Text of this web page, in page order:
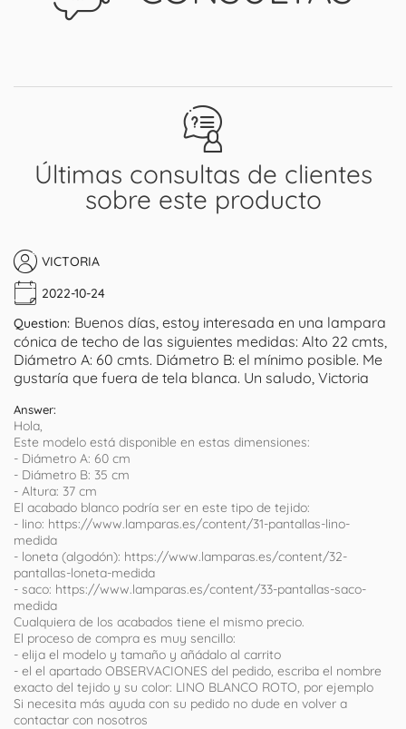
Últimas consultas de clientes
sobre este producto
VICTORIA
2022-10-24
Question: Buenos días, estoy interesada en una lampara
cónica de techo de las siguientes medidas: Alto 22 cmts,
Diámetro A: 60 cmts. Diámetro B: el mínimo posible. Me
gustaría que fuera de tela blanca. Un saludo, Victoria
Answer:
Hola,
Este modelo está disponible en estas dimensiones:
- Diámetro A: 60 cm
- Diámetro B: 35 cm
- Altura: 37 cm
El acabado blanco podría ser en este tipo de tejido:
- lino: https://www.lamparas.es/content/31-pantallas-lino-
medida
- loneta (algodón): https://www.lamparas.es/content/32-
pantallas-loneta-medida
- saco: https://www.lamparas.es/content/33-pantallas-saco-
medida
Cualquiera de los acabados tiene el mismo precio.
El proceso de compra es muy sencillo:
- elija el modelo y tamaño y añádalo al carrito
- el el apartado OBSERVACIONES del pedido, escriba el nombre
exacto del tejido y su color: LINO BLANCO ROTO, por ejemplo
Si necesita más ayuda con su pedido no dude en volver a
contactar con nosotros